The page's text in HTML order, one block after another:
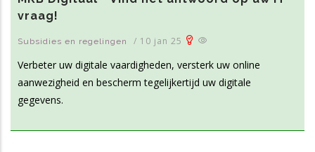
vraag!
Subsidies en regelingen / 10 jan 25
Verbeter uw digitale vaardigheden, versterk uw online
aanwezigheid en bescherm tegelijkertijd uw digitale
gegevens.